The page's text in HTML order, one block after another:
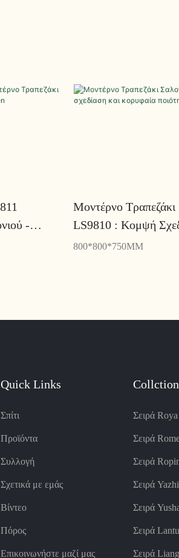
-
Μοντέρνο Τραπεζάκι
LS9810 : Κομψή
Κορυφαία Ποιότητα -
800*800*750MM
Quick Links
Σπίτι
Προϊόντα
Συλλογή
Σχετικά με εμάς
Βίντεο
Πόρος
Επικοινωνήστε μαζί μας
Collction
Σειρά Roya
Σειρά
Σειρά
Σειρά Yazhi
Σειρά
Σειρά Lantu
Σειρά